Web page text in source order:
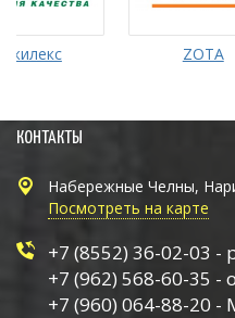
ZOTA
КОНТАКТЫ
Набережные Челны,
Посмотреть на карте
+7 (8552) 36-02-03
+7 (962) 568-60-35 -
+7 (960) 064-88-20